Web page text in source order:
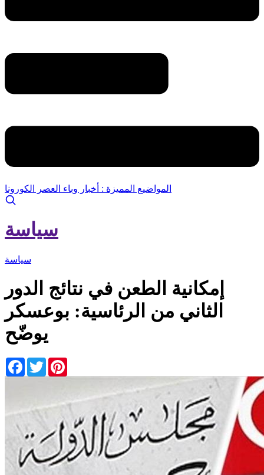
المواضيع المميزة : أخبار وباء العصر الكورونا
سياسة
سياسة
إمكانية الطعن في نتائج الدور
الثاني من الرئاسية: بوعسكر
يوضّح
Facebook
Twitter